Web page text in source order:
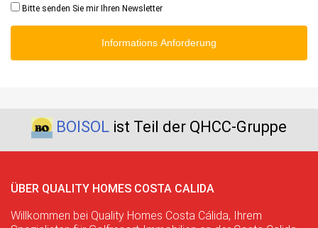
Bitte senden Sie mir Ihren Newsletter
Informations Anforderung
BOISOL ist Teil der QHCC-Gruppe
ÜBER QUALITY HOMES COSTA CALIDA
Willkommen bei Quality Homes Costa Cálida, Ihrem